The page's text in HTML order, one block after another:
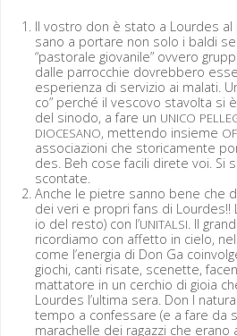
Il vostro don è sta­to a Lour­des
sano a portare non solo i bal­di
“pas­torale gio­vanile” ovvero
dalle par­roc­chie dovreb­bero
espe­rien­za di servizio ai malati.
co” per­ché il vesco­vo sta­vol­ta si
del sin­o­do, a fare un UNICO
DIOCESANO, met­ten­do insieme
asso­ci­azioni che stori­ca­mente
des. Beh cose facili direte voi. Si
scontate.
Anche le pietre san­no bene che
dei veri e pro­pri fans di Lour­des!!
io del resto) con l’UNITALSI. Il
ricor­diamo con affet­to in cielo,
come l’energia di Don Ga
giochi, can­ti risate, scenette,
mat­ta­tore in un cer­chio di gioia
Lour­des l’ultima sera. Don I
tem­po a con­fes­sare (e a fare da
marachelle dei ragazzi che era­no